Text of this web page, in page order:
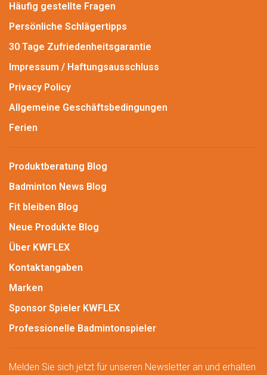
Häufig gestellte Fragen
Persönliche Schlägertipps
30 Tage Zufriedenheitsgarantie
Impressum / Haftungsausschluss
Privacy Policy
Allgemeine Geschäftsbedingungen
Ferien
Produktberatung Blog
Badminton News Blog
Fit bleiben Blog
Neue Produkte Blog
Über KWFLEX
Kontaktangaben
Marken
Sponsor Spieler KWFLEX
Professionelle Badmintonspieler
Melden Sie sich jetzt für unseren Newsletter an und erhalten